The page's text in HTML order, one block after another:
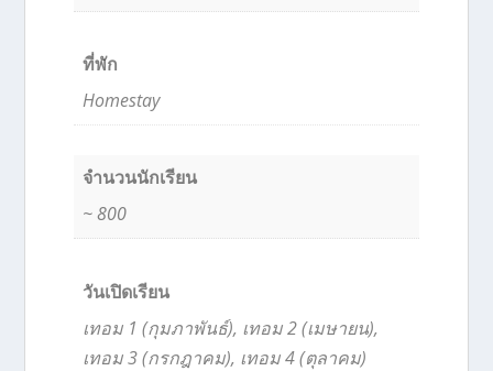
ที่พัก
Homestay
จำนวนนักเรียน
~ 800
วันเปิดเรียน
เทอม 1 (กุมภาพันธ์), เทอม 2 (เมษายน),
เทอม 3 (กรกฎาคม), เทอม 4 (ตุลาคม)